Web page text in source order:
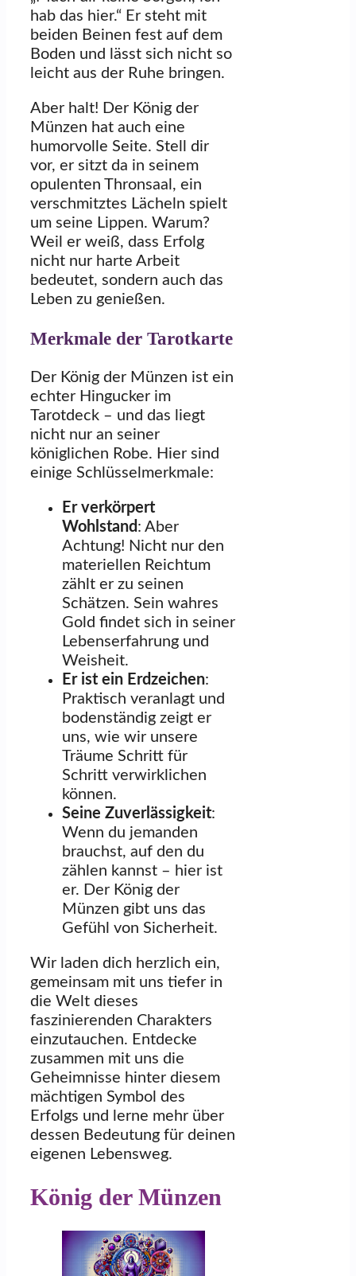
hab das hier.“ Er steht mit
beiden Beinen fest auf dem
Boden und lässt sich nicht so
leicht aus der Ruhe bringen.
Aber halt! Der König der
Münzen hat auch eine
humorvolle Seite. Stell dir
vor, er sitzt da in seinem
opulenten Thronsaal, ein
verschmitztes Lächeln spielt
um seine Lippen. Warum?
Weil er weiß, dass Erfolg
nicht nur harte Arbeit
bedeutet, sondern auch das
Leben zu genießen.
Merkmale der Tarotkarte
Der König der Münzen ist ein
echter Hingucker im
Tarotdeck – und das liegt
nicht nur an seiner
königlichen Robe. Hier sind
einige Schlüsselmerkmale:
Er verkörpert
Wohlstand : Aber
Achtung! Nicht nur den
materiellen Reichtum
zählt er zu seinen
Schätzen. Sein wahres
Gold findet sich in seiner
Lebenserfahrung und
Weisheit.
Er ist ein Erdzeichen:
Praktisch veranlagt und
bodenständig zeigt er
uns, wie wir unsere
Träume Schritt für
Schritt verwirklichen
können.
Seine Zuverlässigkeit:
Wenn du jemanden
brauchst, auf den du
zählen kannst – hier ist
er. Der König der
Münzen gibt uns das
Gefühl von Sicherheit.
Wir laden dich herzlich ein,
gemeinsam mit uns tiefer in
die Welt dieses
faszinierenden Charakters
einzutauchen. Entdecke
zusammen mit uns die
Geheimnisse hinter diesem
mächtigen Symbol des
Erfolgs und lerne mehr über
dessen Bedeutung für deinen
eigenen Lebensweg.
König der Münzen